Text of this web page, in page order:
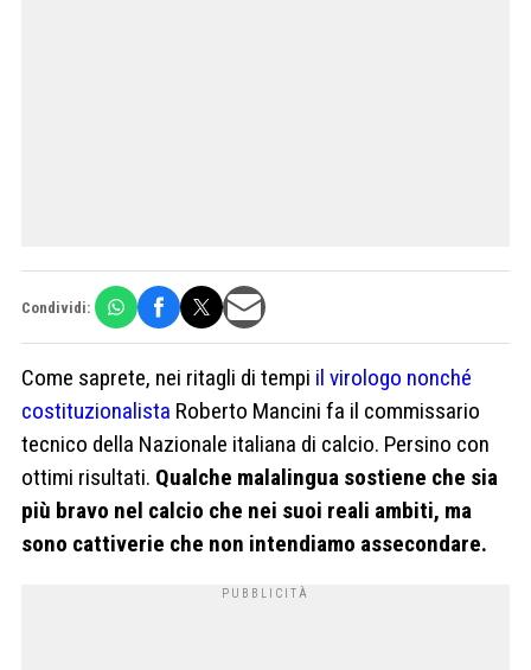
Condividi:
Come saprete, nei ritagli di tempi il virologo nonché
costituzionalista Roberto Mancini fa il commissario
tecnico della Nazionale italiana di calcio. Persino con
ottimi risultati. Qualche malalingua sostiene che sia
più bravo nel calcio che nei suoi reali ambiti, ma
sono cattiverie che non intendiamo assecondare.